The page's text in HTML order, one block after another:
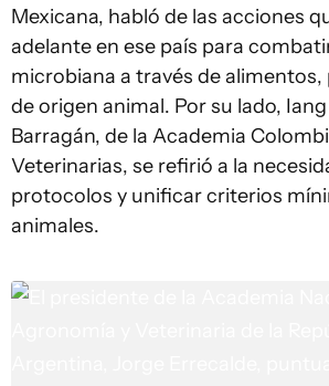
Mexicana, habló de las acciones
adelante en ese país para
microbiana a través de
de origen animal. Por su lado,
Barragán, de la Academia
Veterinarias, se refirió a la
protocolos y unificar criterios
animales.